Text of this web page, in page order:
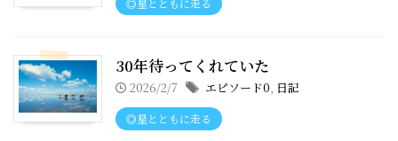
◎星とともに走る
30年待ってくれていた
2026/2/7 エピソード0, 日記
◎星とともに走る